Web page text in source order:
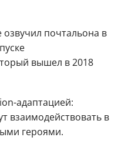
почтальона в
вышел в 2018
адаптацией:
взаимодействовать в
героями.